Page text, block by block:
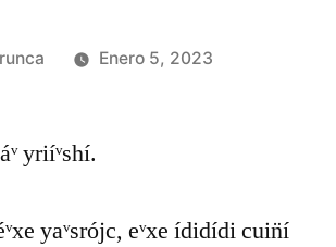
Enero 5, 2023
yriíᵛshí.
yaᵛsrójc, eᵛxe ídidídi cuin̈í